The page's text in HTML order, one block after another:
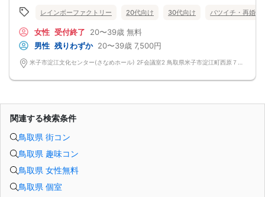
レインボーファクトリー 20代向け 30代向け バツイチ・再婚
女性 受付終了 20〜39歳 無料
男性 残りわずか 20〜39歳 7,500円
関連する検索条件
鳥取県 街コン
鳥取県 趣味コン
鳥取県 女性無料
鳥取県 個室